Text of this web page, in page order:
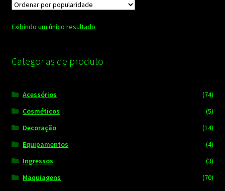
Exibindo um único resultado
Categorias de produto
Acessórios
(74)
Cosméticos
(5)
Decoração
(14)
Equipamentos
(4)
Ingressos
(3)
Maquiagens
(70)